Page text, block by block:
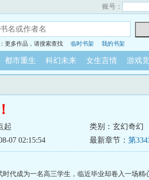
账号：
更多作品，请搜索查找 临时书架 我的书架
都市重生 科幻未来 女生言情 游戏
起 类别：玄幻奇幻
07 02:15:54
最新章节： 第
时代成为一名高三学生，临近毕业却卷入一场精